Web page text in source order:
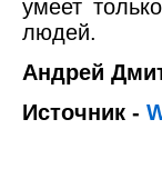
умеет
людей.
Андрей
Источник -